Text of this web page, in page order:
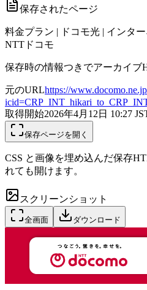
保存されたページ
料金プラン | ドコモ光 | インタ
NTTドコモ
保存時の情報つきでアーカイブ
元のURLhttps://
取得開始2026年4月12日 10:27
保存ページを開く
CSS と画像を埋め込んだ保存
れても開けます。
スクリーンショット
全画面 ダウンロード